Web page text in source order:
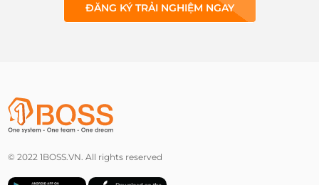
ĐĂNG KÝ TRẢI NGHIỆM NGAY
© 2022 1BOSS.VN. All rights reserved